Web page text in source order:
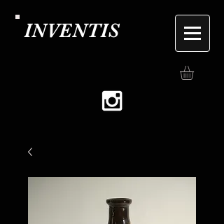
INVENTIS